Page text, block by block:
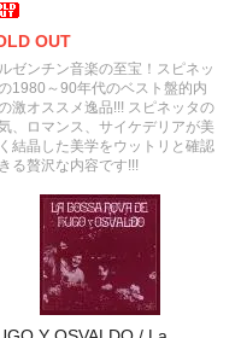
OUT
ゼンチン音楽の至宝！スピネッ
1980～90年代のベスト盤的内
激オススメ逸品!!! スピネッタの
、ロマンス、サイケデリアが美
結晶した美学をウットリと確認
る贅沢な内容です!!!